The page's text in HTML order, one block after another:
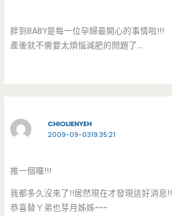
胖到BABY是每一位孕婦最開心的事情啦!!!
產後就不需要太煩惱減肥的問題了…
CHIOLIENYEH
2009-09-0319:35:21
推一個囉!!!
我都多久沒來了!!居然現在才發現這好消息!!
恭喜替ㄚ弟也芽月姊姊~~~